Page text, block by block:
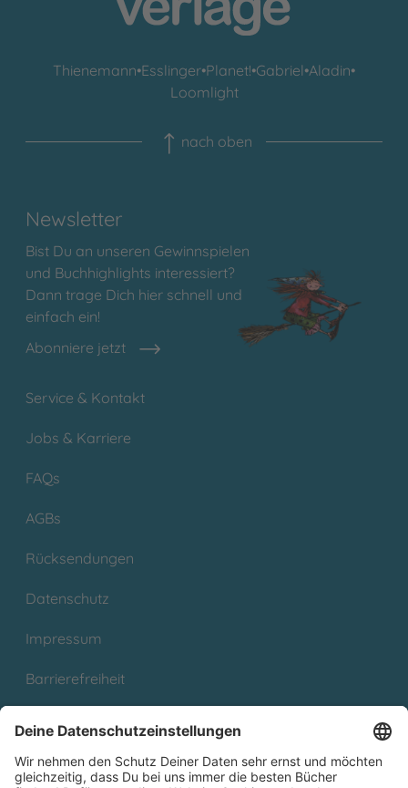
Thienemann•Esslinger•Planet!•Gabriel•Aladin•
Loomlight
nach oben
Newsletter
Bist Du an unseren Gewinnspielen
und Buchhighlights interessiert?
Dann trage Dich hier schnell und
einfach ein!
Abonniere jetzt
Service & Kontakt
Jobs & Karriere
FAQs
AGBs
Rücksendungen
Datenschutz
Impressum
Barrierefreiheit
Partnerprogramm (Affiliate)